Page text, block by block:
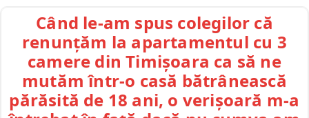
Când le-am spus colegilor că
renunțăm la apartamentul cu 3
camere din Timișoara ca să ne
mutăm într-o casă bătrânească
părăsită de 18 ani, o verișoară m-a